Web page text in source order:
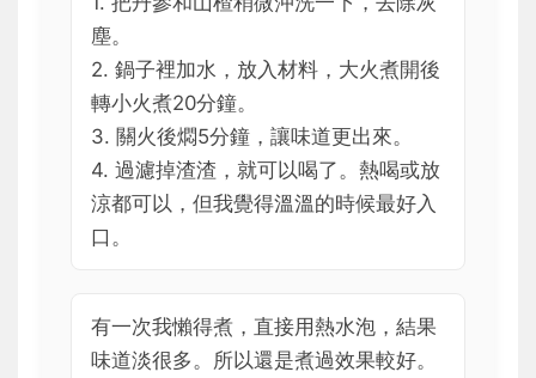
塵。
2. 鍋子裡加水，放入材料，大火煮開後
轉小火煮20分鐘。
3. 關火後燜5分鐘，讓味道更出來。
4. 過濾掉渣渣，就可以喝了。熱喝或放
涼都可以，但我覺得溫溫的時候最好入
口。
有一次我懶得煮，直接用熱水泡，結果
味道淡很多。所以還是煮過效果較好。